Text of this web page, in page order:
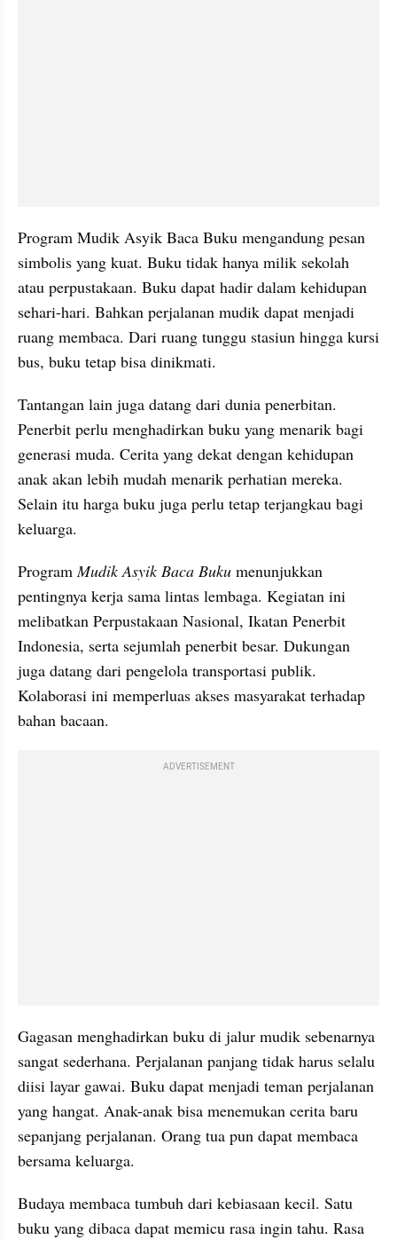
Program Mudik Asyik Baca Buku mengandung pesan
simbolis yang kuat. Buku tidak hanya milik sekolah
atau perpustakaan. Buku dapat hadir dalam kehidupan
sehari-hari. Bahkan perjalanan mudik dapat menjadi
ruang membaca. Dari ruang tunggu stasiun hingga kursi
bus, buku tetap bisa dinikmati.
Tantangan lain juga datang dari dunia penerbitan.
Penerbit perlu menghadirkan buku yang menarik bagi
generasi muda. Cerita yang dekat dengan kehidupan
anak akan lebih mudah menarik perhatian mereka.
Selain itu harga buku juga perlu tetap terjangkau bagi
keluarga.
Program Mudik Asyik Baca Buku menunjukkan
pentingnya kerja sama lintas lembaga. Kegiatan ini
melibatkan Perpustakaan Nasional, Ikatan Penerbit
Indonesia, serta sejumlah penerbit besar. Dukungan
juga datang dari pengelola transportasi publik.
Kolaborasi ini memperluas akses masyarakat terhadap
bahan bacaan.
ADVERTISEMENT
Gagasan menghadirkan buku di jalur mudik sebenarnya
sangat sederhana. Perjalanan panjang tidak harus selalu
diisi layar gawai. Buku dapat menjadi teman perjalanan
yang hangat. Anak-anak bisa menemukan cerita baru
sepanjang perjalanan. Orang tua pun dapat membaca
bersama keluarga.
Budaya membaca tumbuh dari kebiasaan kecil. Satu
buku yang dibaca dapat memicu rasa ingin tahu. Rasa